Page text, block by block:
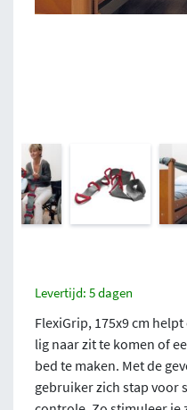
Levertijd: 5 dagen
FlexiGrip, 175x9 cm
lig naar zit te komen of
bed te maken. Met de
gebruiker zich stap voor